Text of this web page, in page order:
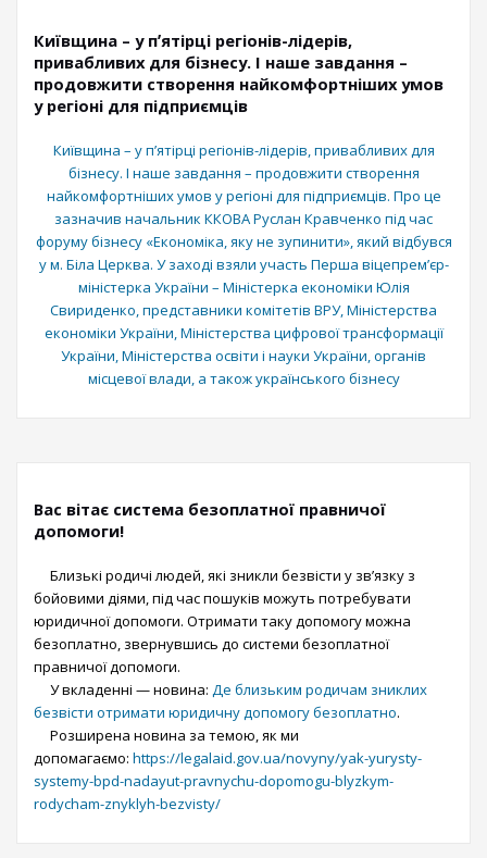
Київщина – у пʼятірці регіонів-лідерів,
привабливих для бізнесу. І наше завдання –
продовжити створення найкомфортніших умов
у регіоні для підприємців
Київщина – у пʼятірці регіонів-лідерів, привабливих для
бізнесу. І наше завдання – продовжити створення
найкомфортніших умов у регіоні для підприємців. Про це
зазначив начальник ККОВА Руслан Кравченко під час
форуму бізнесу «Економіка, яку не зупинити», який відбувся
у м. Біла Церква. У заході взяли участь Перша віцепрем’єр-
міністерка України – Міністерка економіки Юлія
Свириденко, представники комітетів ВРУ, Міністерства
економіки України, Міністерства цифрової трансформації
України, Міністерства освіти і науки України, органів
місцевої влади, а також українського бізнесу
Вас вітає система безоплатної правничої
допомоги!
Близькі родичі людей, які зникли безвісти у зв’язку з
бойовими діями, під час пошуків можуть потребувати
юридичної допомоги. Отримати таку допомогу можна
безоплатно, звернувшись до системи безоплатної
правничої допомоги.
У вкладенні — новина: Де близьким родичам зниклих
безвісти отримати юридичну допомогу безоплатно.
Розширена новина за темою, як ми
допомагаємо: https://legalaid.gov.ua/novyny/yak-yurysty-
systemy-bpd-nadayut-pravnychu-dopomogu-blyzkym-
rodycham-znyklyh-bezvisty/